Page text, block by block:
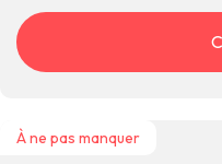
À ne pas manquer